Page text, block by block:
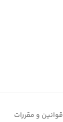
قوانین و مقررات